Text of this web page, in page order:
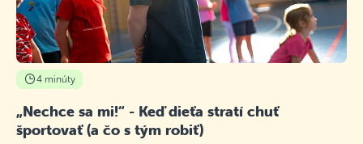
4 minúty
„Nechce sa mi!“ - Keď dieťa stratí chuť
športovať (a čo s tým robiť)